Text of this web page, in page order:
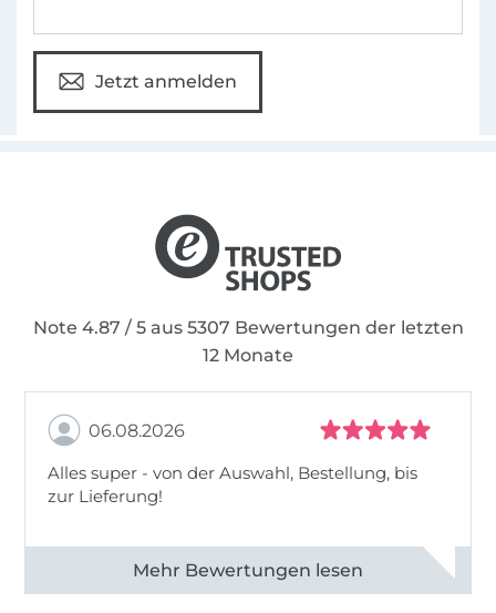
Jetzt anmelden
Note 4.87 / 5 aus 5307 Bewertungen der letzten
12 Monate
06.08.2026
Alles super - von der Auswahl, Bestellung, bis
zur Lieferung!
Alle 82968 Bewertungen ansehen